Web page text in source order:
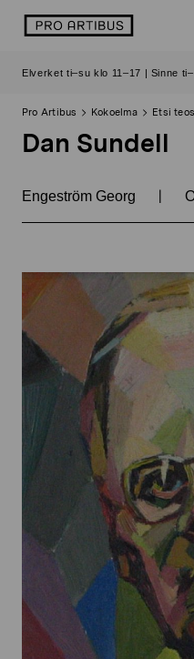
sisältöön
logo
Elverket ti–su klo 11–17 | Sinne
Pro Artibus Kokoelma Etsi
Dan Sundell
Engeström Georg |